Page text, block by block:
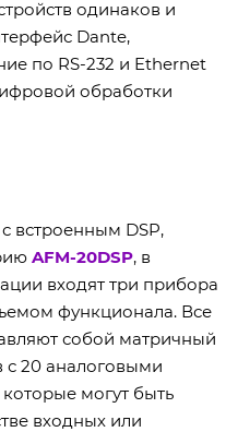
одинаков и
Dante,
по RS-232 и Ethernet
обработки
встроенным DSP,
AFM-20DSP, в
входят три прибора
функционала. Все
собой матричный
с 20 аналоговыми
могут быть
входных или